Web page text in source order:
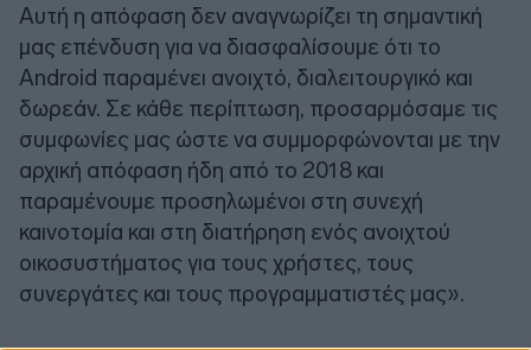
Αυτή η απόφαση δεν αναγνωρίζει τη σημαντική
μας επένδυση για να διασφαλίσουμε ότι το
Android παραμένει ανοιχτό, διαλειτουργικό και
δωρεάν. Σε κάθε περίπτωση, προσαρμόσαμε τις
συμφωνίες μας ώστε να συμμορφώνονται με την
αρχική απόφαση ήδη από το 2018 και
παραμένουμε προσηλωμένοι στη συνεχή
καινοτομία και στη διατήρηση ενός ανοιχτού
οικοσυστήματος για τους χρήστες, τους
συνεργάτες και τους προγραμματιστές μας».